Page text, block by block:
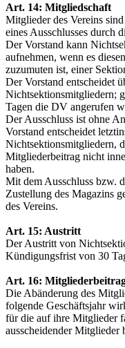
Art. 14: Mitgliedschaft
Mitglieder des Vereins
eines Ausschlusses durch
Der Vorstand kann
aufnehmen, wenn es
zuzumuten ist, einer
Der Vorstand entscheidet
Nichtsektionsmitgliedern;
Tagen die DV angerufen
Der Ausschluss ist ohne
Vorstand entscheidet
Nichtsektionsmitgliedern,
Mitgliederbeitrag nicht
haben.
Mit dem Ausschluss bzw.
Zustellung des Magazins
des Vereins.
Art. 15: Austritt
Der Austritt von
Kündigungsfrist von 30
Art. 16:
Die Abänderung des
folgende Geschäftsjahr
für die auf ihre Mitglieder
ausscheidender Mitglieder